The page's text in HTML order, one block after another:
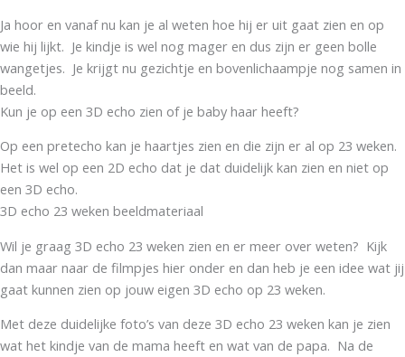
Ja hoor en vanaf nu kan je al weten hoe hij er uit gaat zien en op
wie hij lijkt. Je kindje is wel nog mager en dus zijn er geen bolle
wangetjes. Je krijgt nu gezichtje en bovenlichaampje nog samen in
beeld.
Kun je op een 3D echo zien of je baby haar heeft?
Op een pretecho kan je haartjes zien en die zijn er al op 23 weken.
Het is wel op een 2D echo dat je dat duidelijk kan zien en niet op
een 3D echo.
3D echo 23 weken beeldmateriaal
Wil je graag 3D echo 23 weken zien en er meer over weten? Kijk
dan maar naar de filmpjes hier onder en dan heb je een idee wat jij
gaat kunnen zien op jouw eigen 3D echo op 23 weken.
Met deze duidelijke foto’s van deze 3D echo 23 weken kan je zien
wat het kindje van de mama heeft en wat van de papa. Na de